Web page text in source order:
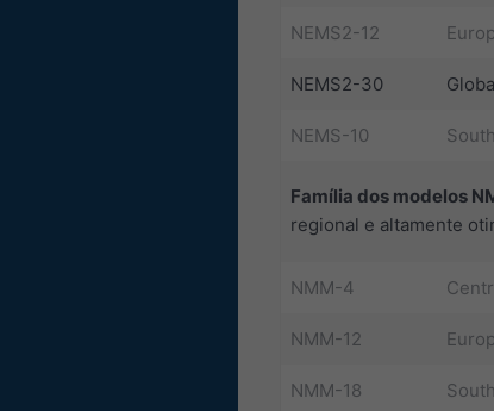
NEMS2-12
NEMS2-30
NEMS-10
Família dos modelos
regional e altamente
NMM-4
NMM-12
NMM-18